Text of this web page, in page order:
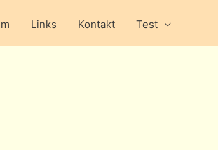
Links Kontakt Test